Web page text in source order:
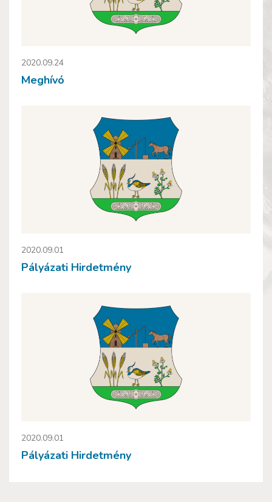
2020.09.24
Meghívó
2020.09.01
Pályázati Hirdetmény
2020.09.01
Pályázati Hirdetmény